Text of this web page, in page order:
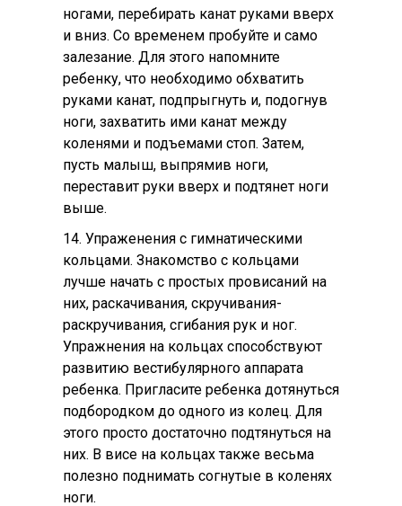
ногами, перебирать канат руками вверх
и вниз. Со временем пробуйте и само
залезание. Для этого напомните
ребенку, что необходимо обхватить
руками канат, подпрыгнуть и, подогнув
ноги, захватить ими канат между
коленями и подъемами стоп. Затем,
пусть малыш, выпрямив ноги,
переставит руки вверх и подтянет ноги
выше.
14. Упраженения с гимнатическими
кольцами. Знакомство с кольцами
лучше начать с простых провисаний на
них, раскачивания, скручивания-
раскручивания, сгибания рук и ног.
Упражнения на кольцах способствуют
развитию вестибулярного аппарата
ребенка. Пригласите ребенка дотянуться
подбородком до одного из колец. Для
этого просто достаточно подтянуться на
них. В висе на кольцах также весьма
полезно поднимать согнутые в коленях
ноги.